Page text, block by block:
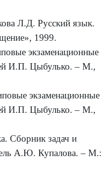
Л.Д. Русский язык.
1999.
экзаменационные
И.П. Цыбулько. – М.,
экзаменационные
И.П. Цыбулько. – М.,
Сборник задач и
А.Ю. Купалова. – М.: